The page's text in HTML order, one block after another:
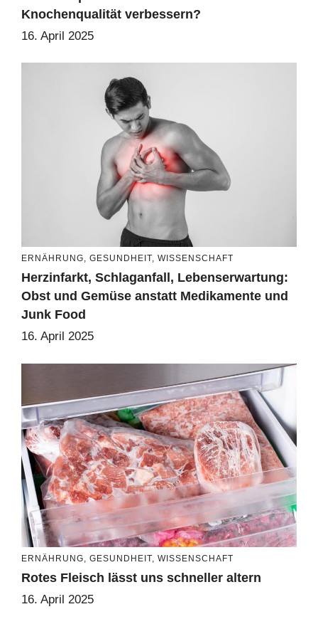
Knochenqualität verbessern?
16. April 2025
ERNÄHRUNG, GESUNDHEIT, WISSENSCHAFT
Herzinfarkt, Schlaganfall, Lebenserwartung:
Obst und Gemüse anstatt Medikamente und
Junk Food
16. April 2025
ERNÄHRUNG, GESUNDHEIT, WISSENSCHAFT
Rotes Fleisch lässt uns schneller altern
16. April 2025